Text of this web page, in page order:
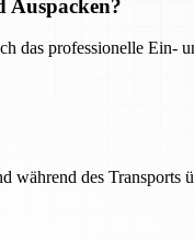
Auspacken?
das professionelle Ein-
während des Transports